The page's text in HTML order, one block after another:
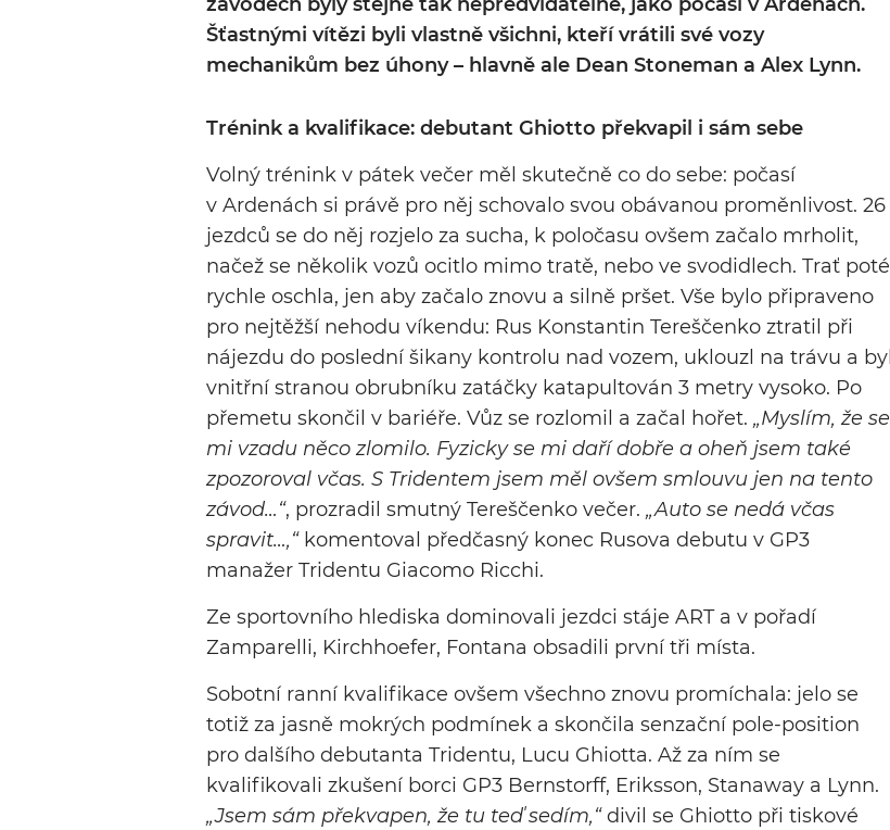
Šťastnými vítězi byli vlastně všichni, kteří vrátili své vozy
mechanikům bez úhony – hlavně ale Dean Stoneman a Alex Lynn.
Trénink a kvalifikace: debutant Ghiotto překvapil i sám sebe
Volný trénink v pátek večer měl skutečně co do sebe: počasí
v Ardenách si právě pro něj schovalo svou obávanou proměnlivost. 26
jezdců se do něj rozjelo za sucha, k poločasu ovšem začalo mrholit,
načež se několik vozů ocitlo mimo tratě, nebo ve svodidlech. Trať poté
rychle oschla, jen aby začalo znovu a silně pršet. Vše bylo připraveno
pro nejtěžší nehodu víkendu: Rus Konstantin Tereščenko ztratil při
nájezdu do poslední šikany kontrolu nad vozem, uklouzl na trávu a byl
vnitřní stranou obrubníku zatáčky katapultován 3 metry vysoko. Po
přemetu skončil v bariéře. Vůz se rozlomil a začal hořet. „Myslím, že se
mi vzadu něco zlomilo. Fyzicky se mi daří dobře a oheň jsem také
zpozoroval včas. S Tridentem jsem měl ovšem smlouvu jen na tento
závod…“, prozradil smutný Tereščenko večer. „Auto se nedá včas
spravit…,“komentoval předčasný konec Rusova debutu v GP3
manažer Tridentu Giacomo Ricchi.
Ze sportovního hlediska dominovali jezdci stáje ART a v pořadí
Zamparelli, Kirchhoefer, Fontana obsadili první tři místa.
Sobotní ranní kvalifikace ovšem všechno znovu promíchala: jelo se
totiž za jasně mokrých podmínek a skončila senzační pole-position
pro dalšího debutanta Tridentu, Lucu Ghiotta. Až za ním se
kvalifikovali zkušení borci GP3 Bernstorff, Eriksson, Stanaway a Lynn.
„Jsem sám překvapen, že tu teď sedím,“divil se Ghiotto při tiskové